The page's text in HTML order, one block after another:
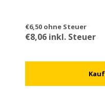
€6,50 ohne Steuer
€8,06 inkl. Steuer